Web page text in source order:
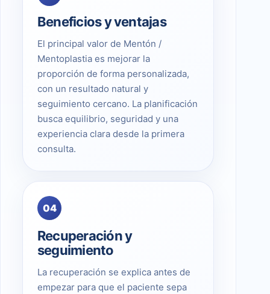
Beneficios y ventajas
El principal valor de Mentón /
Mentoplastia es mejorar la
proporción de forma personalizada,
con un resultado natural y
seguimiento cercano. La planificación
busca equilibrio, seguridad y una
experiencia clara desde la primera
consulta.
04
Recuperación y
seguimiento
La recuperación se explica antes de
empezar para que el paciente sepa